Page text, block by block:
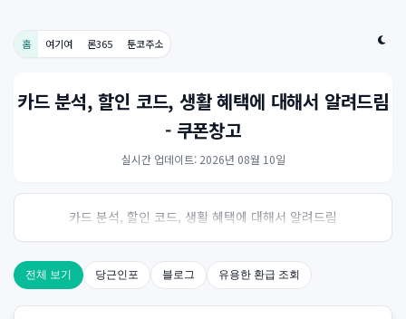
홈 여기여 론365 툰코주소
카드 분석, 할인 코드, 생활 혜택에 대해서 알려드림
- 쿠폰창고
실시간 업데이트: 2026년 08월 10일
카드 분석, 할인 코드, 생활 혜택에 대해서 알려드림
전체 보기 당근인포 블로그 유용한 환급 조회